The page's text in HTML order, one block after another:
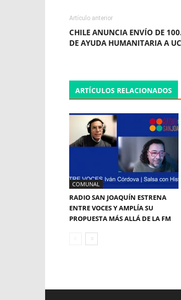
Artículo anterior
CHILE ANUNCIA ENVÍO DE
DE AYUDA HUMANITARIA A
ARTÍCULOS RELACIONADOS
COMUNAL
RADIO SAN JOAQUÍN ESTRENA
ENTRE VOCES Y AMPLÍA SU
PROPUESTA MÁS ALLÁ DE LA FM